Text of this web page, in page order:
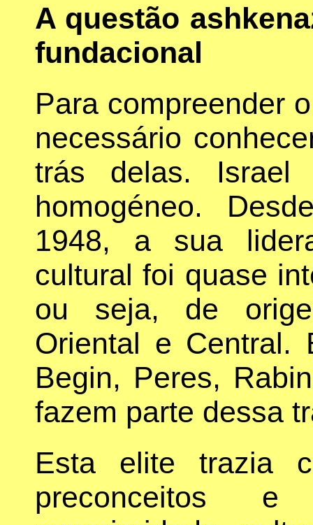
A questão
fundacional
Para compreender
necessário
trás delas.
homogéneo.
1948, a sua
cultural foi quase
ou seja, de
Oriental e Central.
Begin, Peres,
fazem parte dessa
Esta elite trazia
preconceitos